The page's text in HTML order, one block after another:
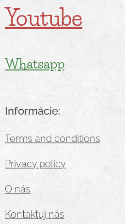
Youtube
Whatsapp
Informácie:
Terms and conditions
Privacy policy
O nás
Kontaktuj nás